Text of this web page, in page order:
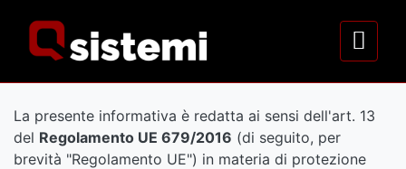
La presente informativa è redatta ai sensi dell'art. 13
del Regolamento UE 679/2016 (di seguito, per
brevità "Regolamento UE") in materia di protezione